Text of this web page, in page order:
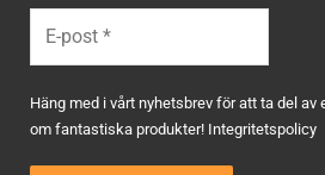
Häng med i vårt nyhetsbrev för att ta del
om fantastiska produkter! Integritetspolicy